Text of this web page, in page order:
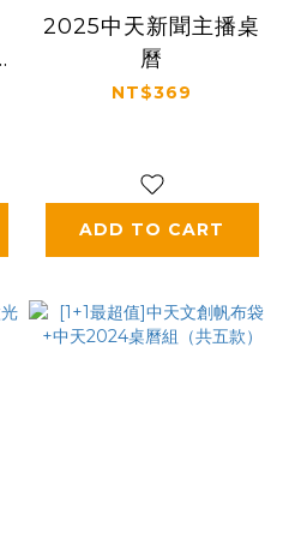
2025中天新聞主播桌
曆
NT$369
ADD TO CART